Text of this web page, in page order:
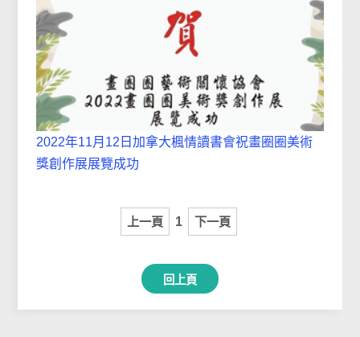
2022年11月12日加拿大楓情讀書會祝畫圈圈美術
獎創作展展覽成功
上一頁 1 下一頁
回上頁